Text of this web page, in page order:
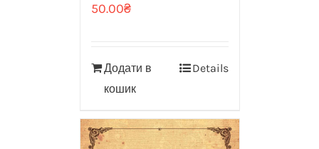
50.00₴
Додати в
кошик
Details